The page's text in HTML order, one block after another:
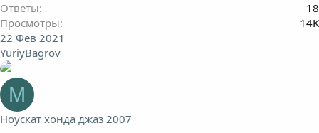
Ответы
18
Просмотры
14K
22 Фев 2021
YuriyBagrov
М
Ноускат хонда джаз 2007